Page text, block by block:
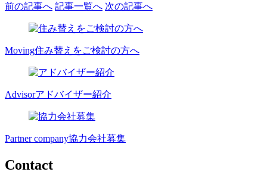
前の記事へ 記事一覧へ 次の記事へ
Moving住み替えをご検討の方へ
Advisorアドバイザー紹介
Partner company協力会社募集
Contact